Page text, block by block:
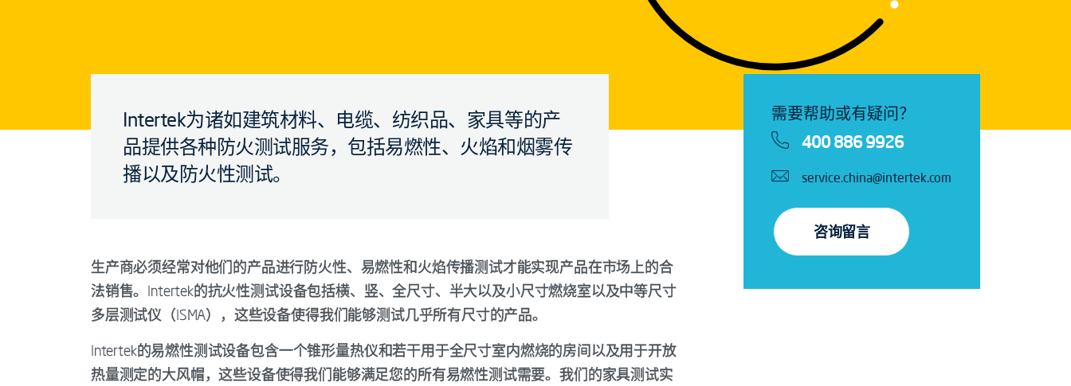
Intertek为诸如建筑材料、电缆、纺织品、家具等的产
品提供各种防火测试服务，包括易燃性、火焰和烟雾传
播以及防火性测试。
生产商必须经常对他们的产品进行防火性、易燃性和火焰传播测试才能实现产品在市场上的合
法销售。Intertek的抗火性测试设备包括横、竖、全尺寸、半大以及小尺寸燃烧室以及中等尺寸
多层测试仪（ISMA），这些设备使得我们能够测试几乎所有尺寸的产品。
Intertek的易燃性测试设备包含一个锥形量热仪和若干用于全尺寸室内燃烧的房间以及用于开放
热量测定的大风帽，这些设备使得我们能够满足您的所有易燃性测试需要。我们的家具测试实
需要帮助或有疑问？
400 886 9926
service.china@intertek.com
咨询留言